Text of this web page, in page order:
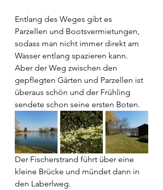
Entlang des Weges gibt es
Parzellen und Bootsvermietungen,
sodass man nicht immer direkt am
Wasser entlang spazieren kann.
Aber der Weg zwischen den
gepflegten Gärten und Parzellen ist
überaus schön und der Frühling
sendete schon seine ersten Boten.
Der Fischerstrand führt über eine
kleine Brücke und mündet dann in
den Laberlweg.